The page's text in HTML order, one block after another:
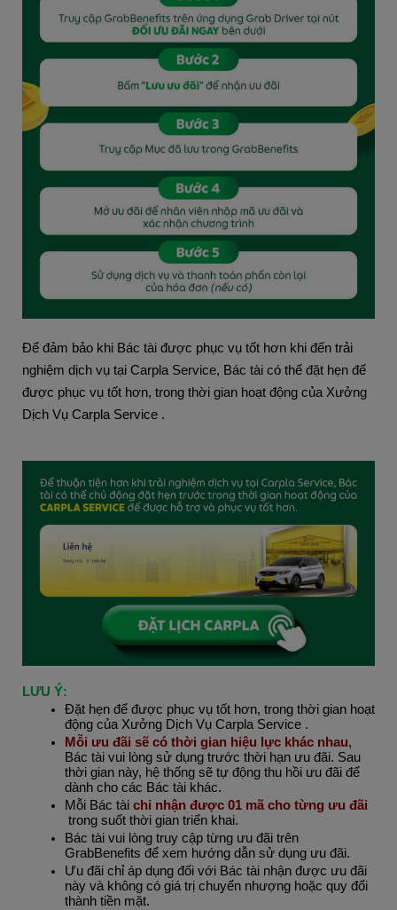
Để đảm bảo khi Bác tài được phục vụ tốt hơn khi đến trải
nghiệm dịch vụ tại Carpla Service, Bác tài có thể đặt hẹn để
được phục vụ tốt hơn, trong thời gian hoạt động của Xưởng
Dịch Vụ Carpla Service .
LƯU Ý:
Đặt hẹn để được phục vụ tốt hơn, trong thời gian hoạt
động của Xưởng Dịch Vụ Carpla Service .
Mỗi ưu đãi sẽ có thời gian hiệu lực khác nhau,
Bác tài vui lòng sử dụng trước thời hạn ưu đãi. Sau
thời gian này, hệ thống sẽ tự động thu hồi ưu đãi để
dành cho các Bác tài khác.
Mỗi Bác tài chỉ nhận được 01 mã cho từng ưu đãi
trong suốt thời gian triển khai.
Bác tài vui lòng truy cập từng ưu đãi trên
GrabBenefits để xem hướng dẫn sử dụng ưu đãi.
Ưu đãi chỉ áp dụng đối với Bác tài nhận được ưu đãi
này và không có giá trị chuyển nhượng hoặc quy đổi
thành tiền mặt.